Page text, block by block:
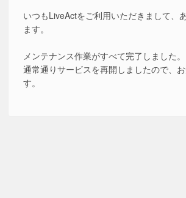
いつもLiveActをご利用いただきまして、
ます。
メンテナンス作業がすべて完了しました。
通常通りサービスを再開しましたので、
す。